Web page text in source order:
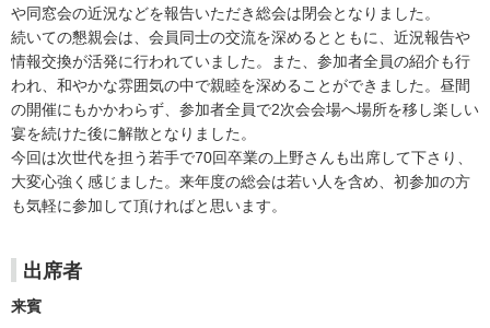
や同窓会の近況などを報告いただき総会は閉会となりました。
続いての懇親会は、会員同士の交流を深めるとともに、近況報告や
情報交換が活発に行われていました。また、参加者全員の紹介も行
われ、和やかな雰囲気の中で親睦を深めることができました。昼間
の開催にもかかわらず、参加者全員で2次会会場へ場所を移し楽しい
宴を続けた後に解散となりました。
今回は次世代を担う若手で70回卒業の上野さんも出席して下さり、
大変心強く感じました。来年度の総会は若い人を含め、初参加の方
も気軽に参加して頂ければと思います。
出席者
来賓